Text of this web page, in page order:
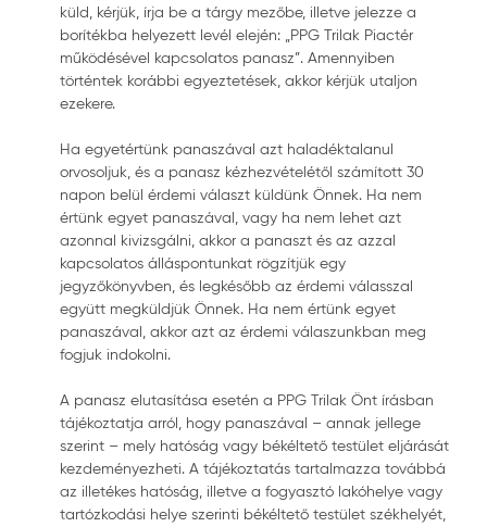
küld, kérjük, írja be a tárgy mezőbe, illetve jelezze a
borítékba helyezett levél elején: „PPG Trilak Piactér
működésével kapcsolatos panasz”. Amennyiben
történtek korábbi egyeztetések, akkor kérjük utaljon
ezekere.
Ha egyetértünk panaszával azt haladéktalanul
orvosoljuk, és a panasz kézhezvételétől számított 30
napon belül érdemi választ küldünk Önnek. Ha nem
értünk egyet panaszával, vagy ha nem lehet azt
azonnal kivizsgálni, akkor a panaszt és az azzal
kapcsolatos álláspontunkat rögzítjük egy
jegyzőkönyvben, és legkésőbb az érdemi válasszal
együtt megküldjük Önnek. Ha nem értünk egyet
panaszával, akkor azt az érdemi válaszunkban meg
fogjuk indokolni.
A panasz elutasítása esetén a PPG Trilak Önt írásban
tájékoztatja arról, hogy panaszával – annak jellege
szerint – mely hatóság vagy békéltető testület eljárását
kezdeményezheti. A tájékoztatás tartalmazza továbbá
az illetékes hatóság, illetve a fogyasztó lakóhelye vagy
tartózkodási helye szerinti békéltető testület székhelyét,